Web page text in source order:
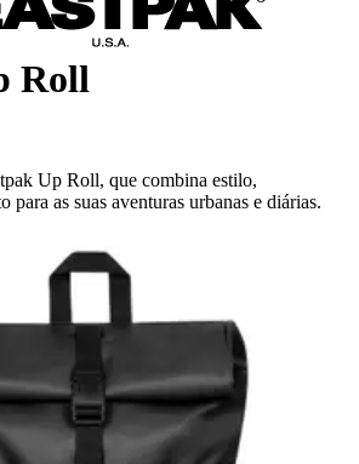
Roll
Up Roll, que combina estilo,
para as suas aventuras urbanas e diárias.